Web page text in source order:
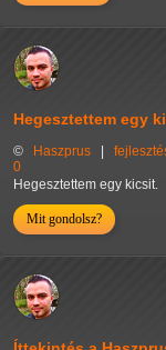
Hegesztettem egy
© Haszprus
0
Hegesztettem egy kicsit.
Mit gondolsz?